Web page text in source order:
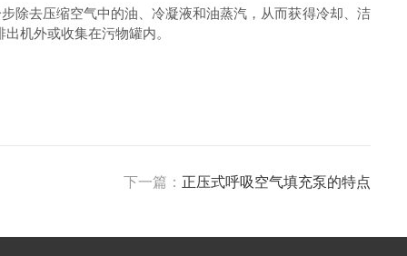
除去压缩空气中的油、冷凝液和油蒸汽，从而获得冷却、洁
机外或收集在污物罐内。
下一篇： 正压式呼吸空气填充泵的特点